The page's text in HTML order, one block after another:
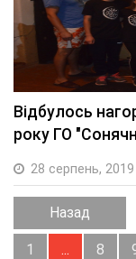
Відбулось
року ГО
28 серпень, 2019
Назад
1 ... 8